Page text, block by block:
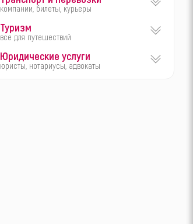
компании, билеты, курьеры
Туризм
все для путешествий
Юридические услуги
юристы, нотариусы, адвокаты